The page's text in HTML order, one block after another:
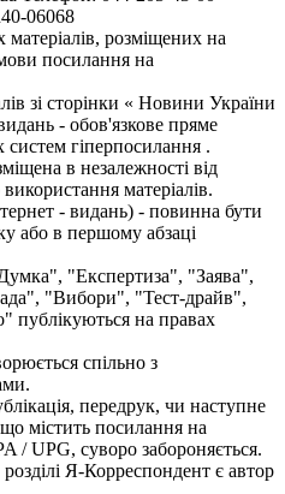
06068
розміщених на
посилання на
зі сторінки « Новини України
- обов'язкове пряме
гіперпосилання .
в незалежності від
матеріалів.
- видань) - повинна бути
або в першому абзаці
"Експертиза", "Заява",
"Вибори", "Тест-драйв",
на правах
спільно з
передрук, чи наступне
містить посилання на
/ UPG, суворо забороняється.
Я-Корреспондент є автор